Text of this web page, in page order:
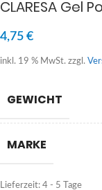
CLARESA Gel
4,75 €
inkl. 19 % MwSt. zzgl.
GEWICHT
MARKE
Lieferzeit: 4 - 5 Tage